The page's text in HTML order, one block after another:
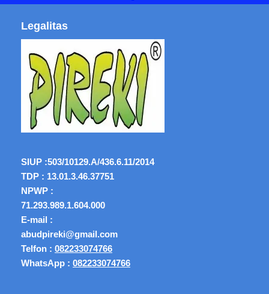
Legalitas
SIUP :503/10129.A/436.6.11/2014
TDP : 13.01.3.46.37751
NPWP :
71.293.989.1.604.000
E-mail :
abudpireki@gmail.com
Telfon : 082233074766
WhatsApp : 082233074766